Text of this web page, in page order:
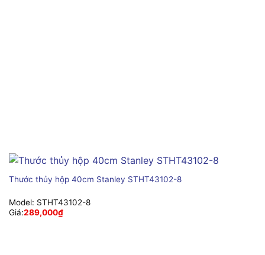
Thước thủy hộp 40cm Stanley STHT43102-8
Model: STHT43102-8
Giá:289,000₫